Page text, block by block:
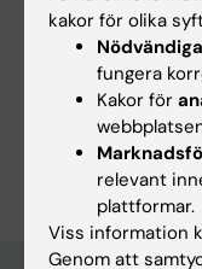
Samuelsson C;
Cols D;
Är du Conrad
Redigera din profil
kakor för olika
Nödvändiga
fungera
Kakor för
relevant
plattformar.
Viss information
Genom att